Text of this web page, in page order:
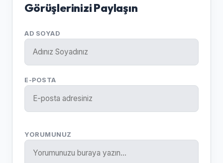
Görüşlerinizi Paylaşın
AD SOYAD
E-POSTA
YORUMUNUZ